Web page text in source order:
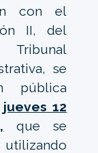
con el
II, del
Tribunal
se
pública
jueves 12
que se
utilizando